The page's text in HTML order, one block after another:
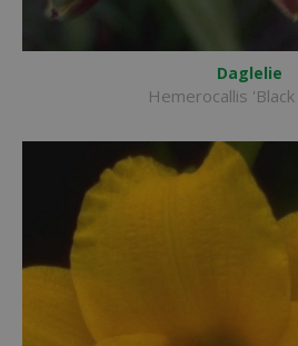
Daglelie
Hemerocallis